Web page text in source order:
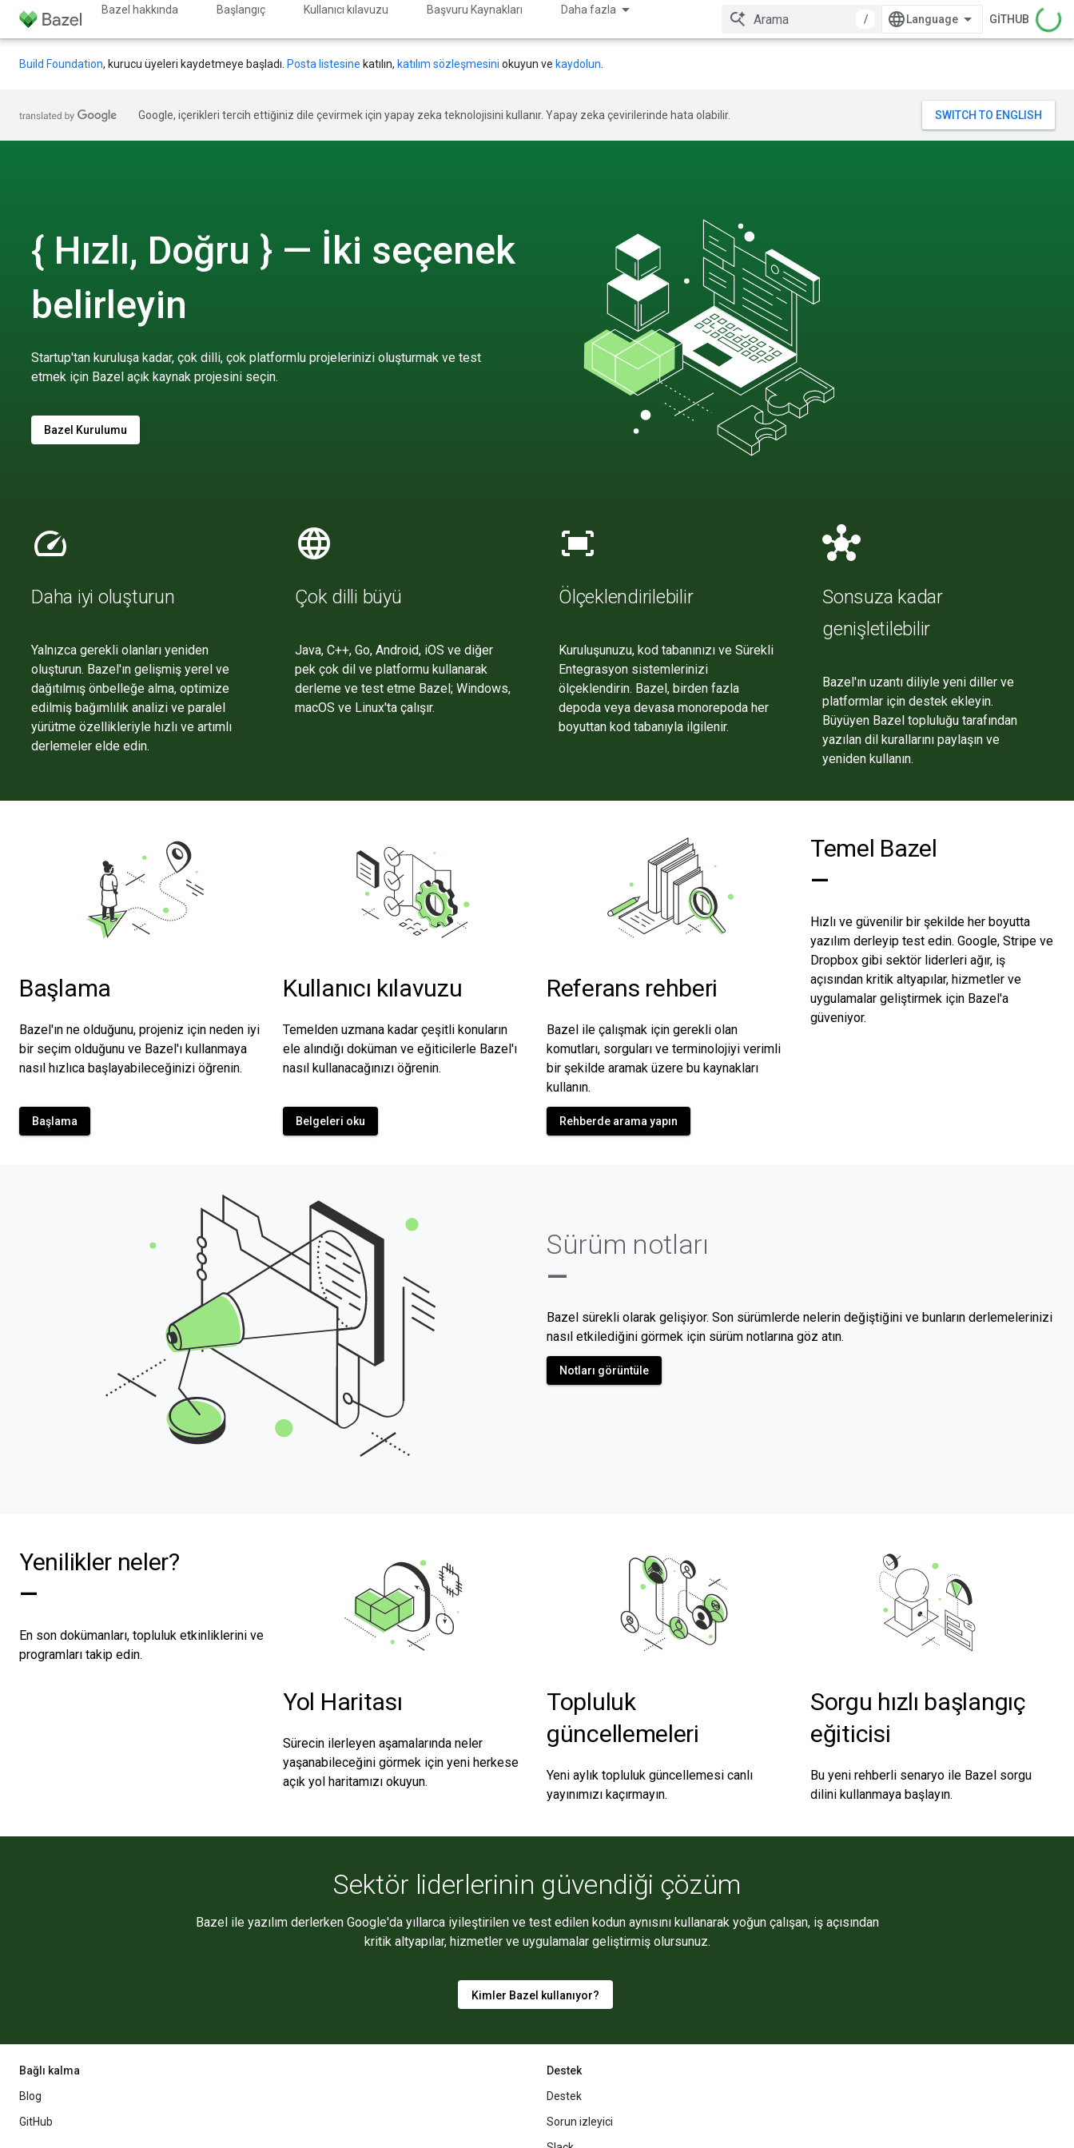
Bazel hakkında Başlangıç Kullanıcı kılavuzu Başvuru Kaynakları Daha fazla
/ GITHUB
Build Foundation, kurucu üyeleri kaydetmeye başladı. Posta listesine katılın, katılım sözleşmesini okuyun ve kaydolun
Google, içerikleri tercih ettiğiniz dile çevirmek için yapay zeka teknolojisini kullanır. Yapay zeka çevirilerinde hata olabilir.
{ Hızlı, Doğru } — İki seçenek
belirleyin
Startup'tan kuruluşa kadar, çok dilli, çok platformlu projelerinizi oluşturmak ve test
etmek için Bazel açık kaynak projesini seçin.
Bazel Kurulumu
speed
Daha iyi oluşturun
Yalnızca gerekli olanları yeniden
oluşturun. Bazel'ın gelişmiş yerel ve
dağıtılmış önbelleğe alma, optimize
edilmiş bağımlılık analizi ve paralel
yürütme özellikleriyle hızlı ve artımlı
derlemeler elde edin.
language
Çok dilli büyü
Java, C++, Go, Android, iOS ve diğer
pek çok dil ve platformu kullanarak
derleme ve test etme Bazel; Windows,
macOS ve Linux'ta çalışır.
fit_screen
Ölçeklendirilebilir
Kuruluşunuzu, kod tabanınızı ve Sürekli
Entegrasyon sistemlerinizi
ölçeklendirin. Bazel, birden fazla
depoda veya devasa monorepoda her
boyuttan kod tabanıyla ilgilenir.
hub
Sonsuza kadar
genişletilebilir
Bazel'ın uzantı diliyle yeni diller ve
platformlar için destek ekleyin.
Büyüyen Bazel topluluğu tarafından
yazılan dil kurallarını paylaşın ve
yeniden kullanın.
Başlama
Bazel'ın ne olduğunu, projeniz için neden iyi
bir seçim olduğunu ve Bazel'ı kullanmaya
nasıl hızlıca başlayabileceğinizi öğrenin.
Başlama
Kullanıcı kılavuzu
Temelden uzmana kadar çeşitli konuların
ele alındığı doküman ve eğiticilerle Bazel'ı
nasıl kullanacağınızı öğrenin.
Belgeleri oku
Referans rehberi
Bazel ile çalışmak için gerekli olan
komutları, sorguları ve terminolojiyi verimli
bir şekilde aramak üzere bu kaynakları
kullanın.
Rehberde arama yapın
Temel Bazel
—
Hızlı ve güvenilir bir şekilde her boyutta
yazılım derleyip test edin. Google, Stripe ve
Dropbox gibi sektör liderleri ağır, iş
açısından kritik altyapılar, hizmetler ve
uygulamalar geliştirmek için Bazel'a
güveniyor.
Sürüm notları
—
Bazel sürekli olarak gelişiyor. Son sürümlerde nelerin değiştiğini ve bunların derlemelerinizi
nasıl etkilediğini görmek için sürüm notlarına göz atın.
Notları görüntüle
Yenilikler neler?
—
En son dokümanları, topluluk etkinliklerini ve
programları takip edin.
Yol Haritası
Sürecin ilerleyen aşamalarında neler
yaşanabileceğini görmek için yeni herkese
açık yol haritamızı okuyun.
Topluluk
güncellemeleri
Yeni aylık topluluk güncellemesi canlı
yayınımızı kaçırmayın.
Sorgu hızlı başlangıç
eğiticisi
Bu yeni rehberli senaryo ile Bazel sorgu
dilini kullanmaya başlayın.
Sektör liderlerinin güvendiği çözüm
Bazel ile yazılım derlerken Google'da yıllarca iyileştirilen ve test edilen kodun aynısını kullanarak yoğun çalışan, iş açısından
kritik altyapılar, hizmetler ve uygulamalar geliştirmiş olursunuz.
Kimler Bazel kullanıyor?
Bağlı kalma
Blog
GitHub
Destek
Destek
Sorun izleyici